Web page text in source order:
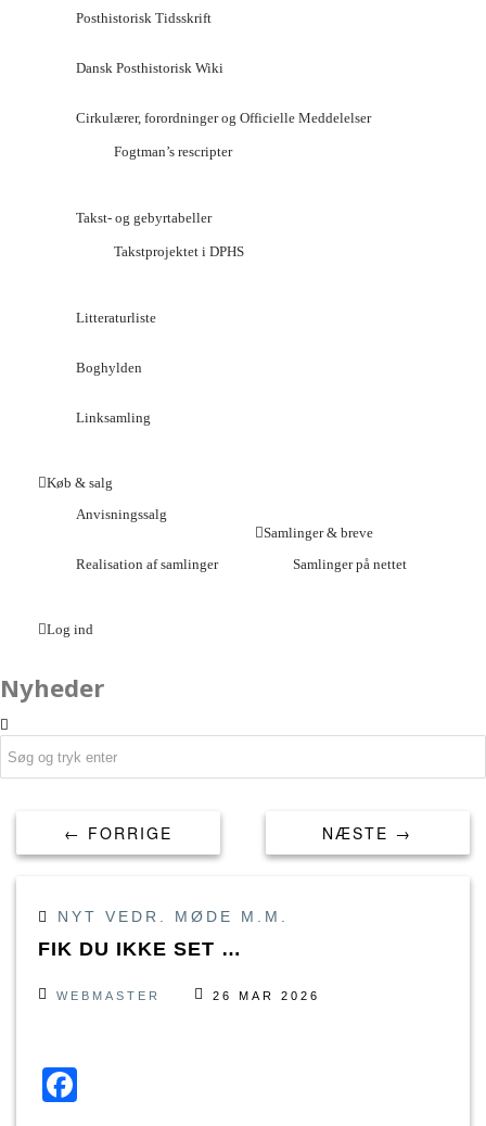
Posthistorisk Tidsskrift
Dansk Posthistorisk Wiki
Cirkulærer, forordninger og Officielle Meddelelser
Fogtman’s rescripter
Takst- og gebyrtabeller
Takstprojektet i DPHS
Litteraturliste
Boghylden
Linksamling
Køb & salg
Anvisningssalg
Realisation af samlinger
Samlinger & breve
Samlinger på nettet
Log ind
Nyheder
← FORRIGE NÆSTE →
NYT VEDR. MØDE M.M.
FIK DU IKKE SET …
WEBMASTER 26 MAR 2026